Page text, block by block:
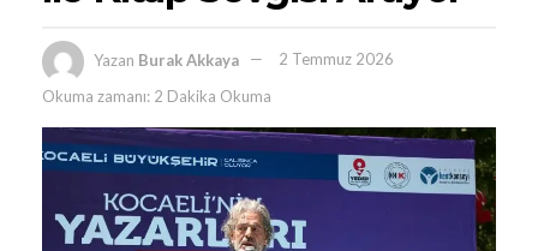
Yazan Burak Akkaya
2 Temmuz 2026
Okuma zamanı: 2 Dakika Okuma